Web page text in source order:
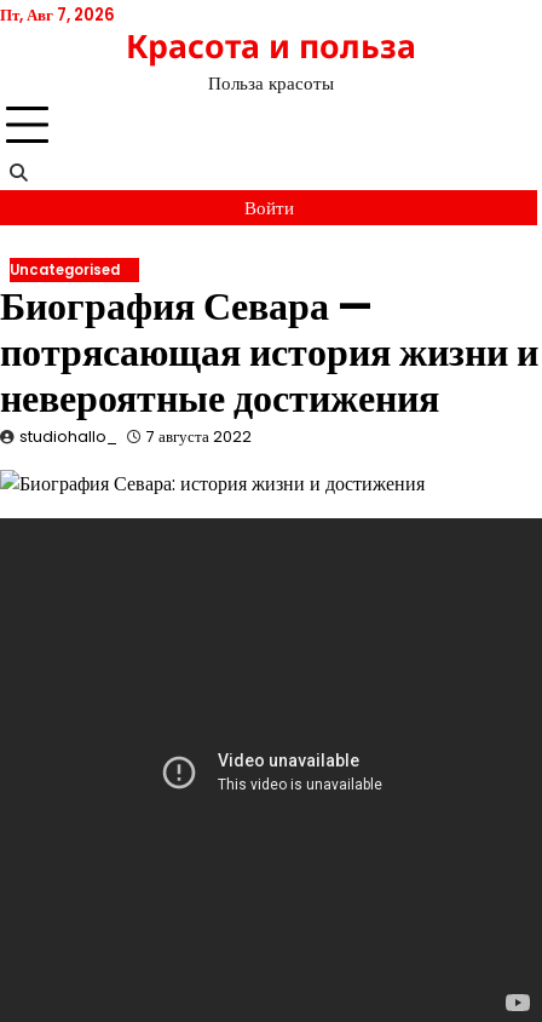
Перейти
Пт, Авг 7, 2026
Красота и польза
Польза красоты
Войти
Uncategorised
Биография Севара —
потрясающая история жизни и
невероятные достижения
studiohallo_ 7 августа 2022